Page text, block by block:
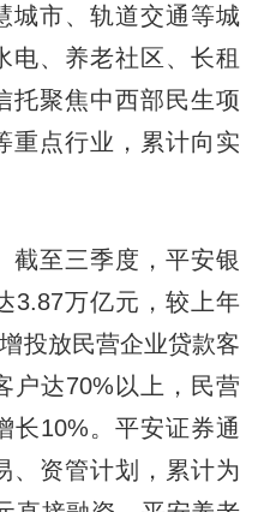
城市、轨道交通等城
电、养老社区、长租
托聚焦中西部民生项
重点行业，累计向实
至三季度，平安银
3.87万亿元，较上年
投放民营企业贷款客
户达70%以上，民营
长10%。平安证券通
、资管计划，累计为